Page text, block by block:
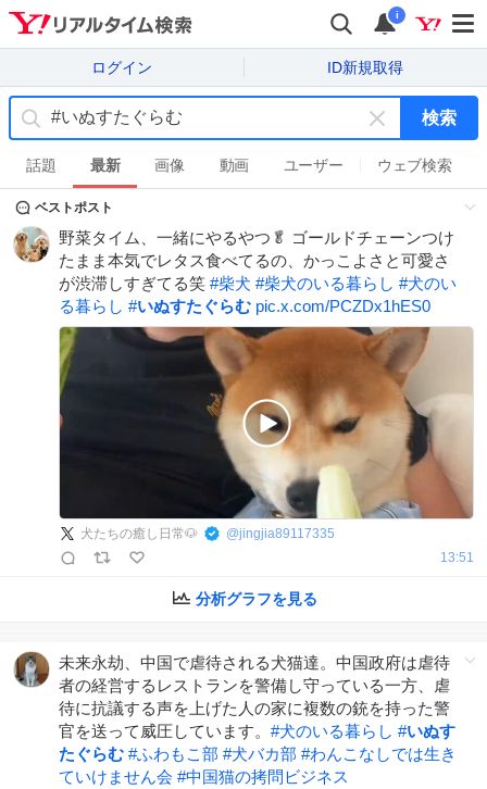
i
ログイン ID新規取得
キ
ー
ワ
ド
を
消
す
検索
話題 最新 画像 動画 ユーザー ウェブ検索
ベストポスト
野菜タイム、一緒にやるやつ🥬 ゴールドチェーンつけ
たまま本気でレタス食べてるの、かっこよさと可愛さ
が渋滞しすぎてる笑 #柴犬 #柴犬のいる暮らし #犬のい
る暮らし #いぬすたぐらむ pic.x.com/PCZDx1hES0
犬たちの癒し日常🐶 @jingjia89117335
13:51
分析グラフを見る
未来永劫、中国で虐待される犬猫達。中国政府は虐待
者の経営するレストランを警備し守っている一方、虐
待に抗議する声を上げた人の家に複数の銃を持った警
官を送って威圧しています。 #犬のいる暮らし #いぬす
たぐらむ #ふわもこ部 #犬バカ部 #わんこなしでは生き
ていけません会 #中国猫の拷問ビジネス